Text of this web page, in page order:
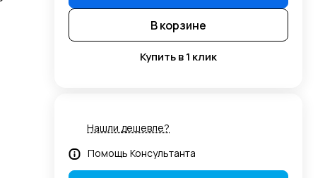
В корзине
Купить в 1 клик
Нашли дешевле?
Помощь Консультанта